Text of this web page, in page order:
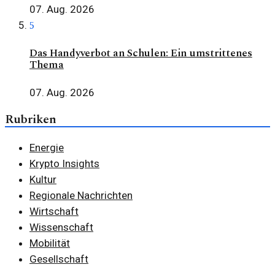
07. Aug. 2026
5
Das Handyverbot an Schulen: Ein umstrittenes
Thema
07. Aug. 2026
Rubriken
Energie
Krypto Insights
Kultur
Regionale Nachrichten
Wirtschaft
Wissenschaft
Mobilität
Gesellschaft